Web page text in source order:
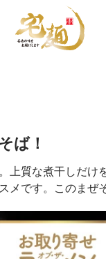
ば！
質な煮干しだ
です。このまぜ